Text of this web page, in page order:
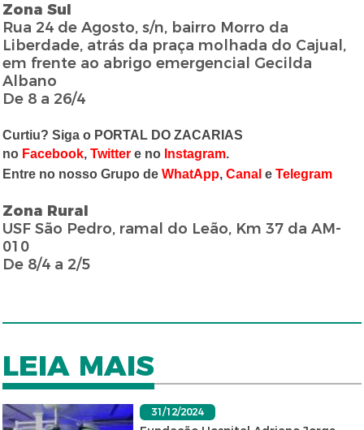
Zona Sul
Rua 24 de Agosto, s/n, bairro Morro da
Liberdade, atrás da praça molhada do Cajual,
em frente ao abrigo emergencial Gecilda
Albano
De 8 a 26/4
Curtiu? Siga o PORTAL DO ZACARIAS
no Facebook,Twitter e no Instagram.
Entre no nosso Grupo deWhatApp,Canal eTelegram
Zona Rural
USF São Pedro, ramal do Leão, Km 37 da AM-
010
De 8/4 a 2/5
LEIA MAIS
31/12/2024